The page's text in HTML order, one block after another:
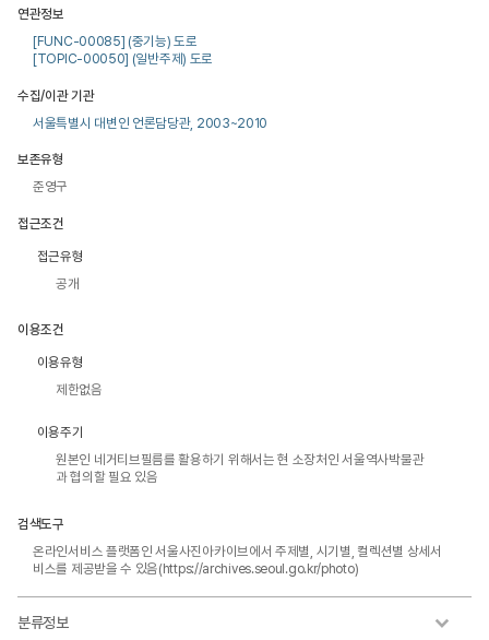
연관정보
[FUNC-00085] (중기능) 도로
[TOPIC-00050] (일반주제) 도로
수집/이관 기관
서울특별시 대변인 언론담당관, 2003~2010
보존유형
준영구
접근조건
접근유형
공개
이용조건
이용유형
제한없음
이용주기
원본인 네거티브필름를 활용하기 위해서는 현 소장처인 서울역사박물관
과 협의할 필요 있음
검색도구
온라인서비스 플랫폼인 서울사진아카이브에서 주제별, 시기별, 컬렉션별 상세서
비스를 제공받을 수 있음(https://archives.seoul.go.kr/photo)
분류정보